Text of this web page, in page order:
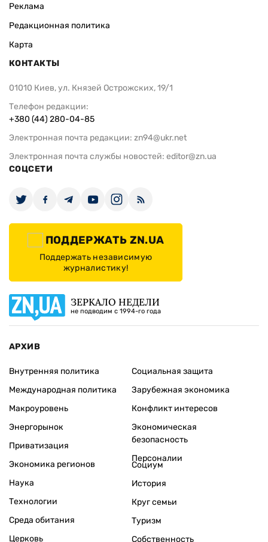
Реклама
Редакционная политика
Карта
КОНТАКТЫ
01010 Киев, ул. Князей Острожских, 19/1
Телефон редакции:
+380 (44) 280-04-85
Электронная почта редакции: zn94@ukr.net
Электронная почта службы новостей: editor@zn.ua
СОЦСЕТИ
ПОДДЕРЖАТЬ ZN.UA
Поддержать независимую
журналистику!
ЗЕРКАЛО НЕДЕЛИ
не подводим с 1994-го года
АРХИВ
Внутренняя политика
Международная политика
Макроуровень
Энергорынок
Приватизация
Экономика регионов
Социальная защита
Зарубежная экономика
Конфликт интересов
Экономическая
безопасность
Персоналии
Наука
Технологии
Среда обитания
Церковь
Социум
История
Круг семьи
Туризм
Собственность